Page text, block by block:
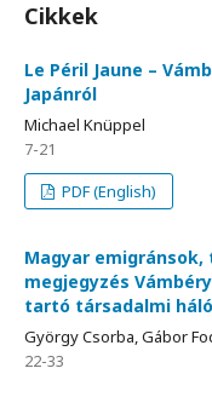
Cikkek
Le Péril Jaune –
Japánról
Michael Knüppel
7-21
PDF (English)
Magyar
megjegyzés
tartó társadalmi
György Csorba, Gábor
22-33